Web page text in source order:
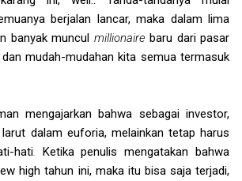
berjalan lancar, maka dalam lima
banyak muncul millionaire baru dari pasar
mudah-mudahan kita semua termasuk
mengajarkan bahwa sebagai investor,
dalam euforia, melainkan tetap harus
hati. Ketika penulis mengatakan bahwa
high tahun ini, maka itu bisa saja terjadi,